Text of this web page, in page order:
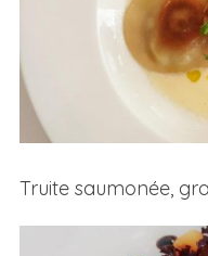
Truite saumonée,